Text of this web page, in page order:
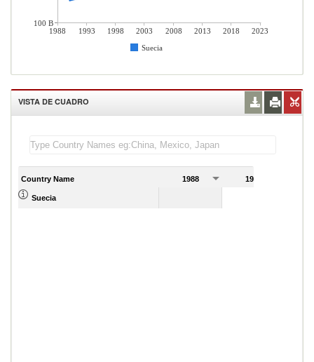
1988 1993 1998 2003 2008 2013 2018
2023
Suecia
100 B
VISTA DE CUADRO
Country Name 1988 1989
Suecia